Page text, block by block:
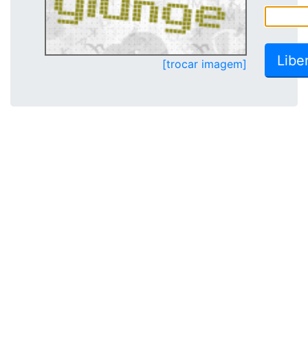
[trocar imagem]